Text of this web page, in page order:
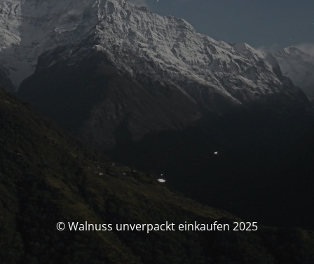
© Walnuss unverpackt einkaufen 2025